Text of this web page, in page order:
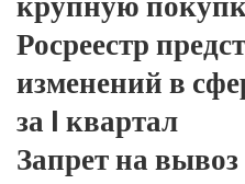
Росреестр
изменений в
за I квартал
Запрет на